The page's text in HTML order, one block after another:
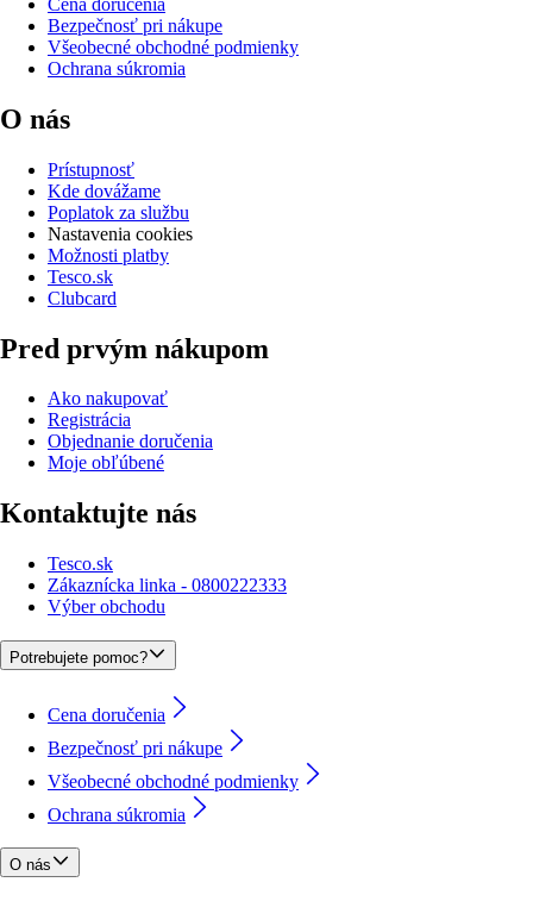
Bezpečnosť pri nákupe
Všeobecné obchodné podmienky
Ochrana súkromia
O nás
Prístupnosť
Kde dovážame
Poplatok za službu
Nastavenia cookies
Možnosti platby
Tesco.sk
Clubcard
Pred prvým nákupom
Ako nakupovať
Registrácia
Objednanie doručenia
Moje obľúbené
Kontaktujte nás
Tesco.sk
Zákaznícka linka - 0800222333
Výber obchodu
Potrebujete pomoc?
Cena doručenia
Bezpečnosť pri nákupe
Všeobecné obchodné podmienky
Ochrana súkromia
O nás